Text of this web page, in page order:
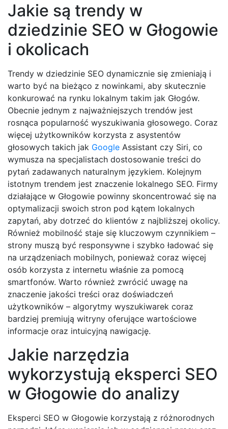
Jakie są trendy w
dziedzinie SEO w Głogowie
i okolicach
Trendy w dziedzinie SEO dynamicznie się zmieniają i
warto być na bieżąco z nowinkami, aby skutecznie
konkurować na rynku lokalnym takim jak Głogów.
Obecnie jednym z najważniejszych trendów jest
rosnąca popularność wyszukiwania głosowego. Coraz
więcej użytkowników korzysta z asystentów
głosowych takich jak Google Assistant czy Siri, co
wymusza na specjalistach dostosowanie treści do
pytań zadawanych naturalnym językiem. Kolejnym
istotnym trendem jest znaczenie lokalnego SEO. Firmy
działające w Głogowie powinny skoncentrować się na
optymalizacji swoich stron pod kątem lokalnych
zapytań, aby dotrzeć do klientów z najbliższej okolicy.
Również mobilność staje się kluczowym czynnikiem –
strony muszą być responsywne i szybko ładować się
na urządzeniach mobilnych, ponieważ coraz więcej
osób korzysta z internetu właśnie za pomocą
smartfonów. Warto również zwrócić uwagę na
znaczenie jakości treści oraz doświadczeń
użytkowników – algorytmy wyszukiwarek coraz
bardziej premiują witryny oferujące wartościowe
informacje oraz intuicyjną nawigację.
Jakie narzędzia
wykorzystują eksperci SEO
w Głogowie do analizy
Eksperci SEO w Głogowie korzystają z różnorodnych